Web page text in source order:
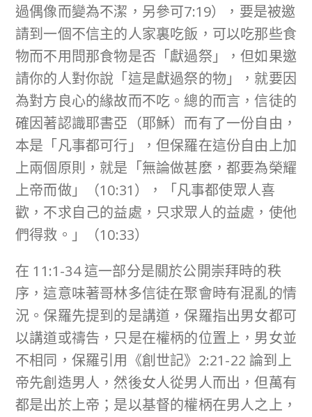
過偶像而變為不潔，另參可7:19），要是被邀
請到一個不信主的人家裏吃飯，可以吃那些食
物而不用問那食物是否「獻過祭」，但如果邀
請你的人對你說「這是獻過祭的物」，就要因
為對方良心的緣故而不吃。總的而言，信徒的
確因著認識耶書亞（耶穌）而有了一份自由，
本是「凡事都可行」，但保羅在這份自由上加
上兩個原則，就是「無論做甚麼，都要為榮耀
上帝而做」（10:31），「凡事都使眾人喜
歡，不求自己的益處，只求眾人的益處，使他
們得救。」（10:33）
在 11:1-34 這一部分是關於公開崇拜時的秩
序，這意味著哥林多信徒在聚會時有混亂的情
況。保羅先提到的是講道，保羅指出男女都可
以講道或禱告，只是在權柄的位置上，男女並
不相同，保羅引用《創世記》2:21-22 論到上
帝先創造男人，然後女人從男人而出，但萬有
都是出於上帝；是以基督的權柄在男人之上，